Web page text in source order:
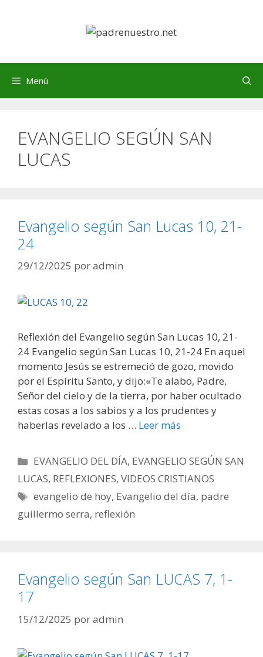
Menú
EVANGELIO SEGÚN SAN
LUCAS
Evangelio según San Lucas 10, 21-
24
29/12/2025 poradmin
Reflexión del Evangelio según San Lucas 10, 21-
24 Evangelio según San Lucas 10, 21-24 En aquel
momento Jesús se estremeció de gozo, movido
por el Espíritu Santo, y dijo:«Te alabo, Padre,
Señor del cielo y de la tierra, por haber ocultado
estas cosas a los sabios y a los prudentes y
haberlas revelado a los … Leer más
Categorías
EVANGELIO DEL DÍA, EVANGELIO SEGÚN SAN
LUCAS, REFLEXIONES, VIDEOS CRISTIANOS
Etiquetas
evangelio de hoy, Evangelio del día, padre
guillermo serra, reflexión
Evangelio según San LUCAS 7, 1-
17
15/12/2025 poradmin